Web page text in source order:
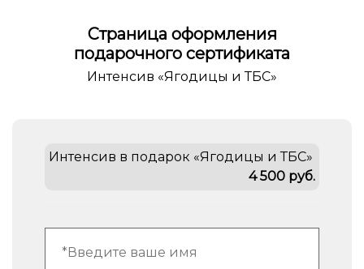
Страница оформления
подарочного сертификата
Интенсив «Ягодицы и ТБС»
Интенсив в подарок «Ягодицы и ТБС»
4 500 руб.